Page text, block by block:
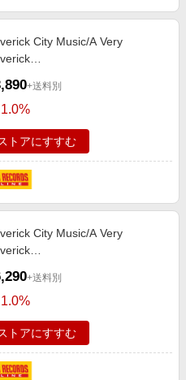
City Music/A Very
+送料別
1.0%
トアにすすむ
City Music/A Very
+送料別
1.0%
トアにすすむ